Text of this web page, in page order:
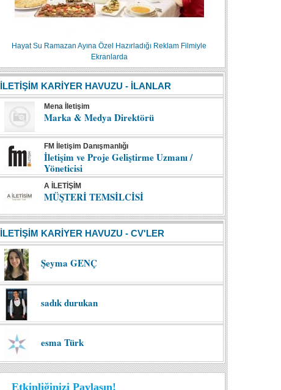
Hayat Su Ramazan Ayına Özel Hazırladığı Reklam Filmiyle
Ekranlarda
İLETİŞİM KARİYER HAVUZU - İLANLAR
Mena İletişim
Marka & Medya Direktörü
FM İletişim Danışmanlığı
İletişim ve Proje Geliştirme Uzmanı /
Yöneticisi
A İLETİŞİM
MÜŞTERİ TEMSİLCİSİ
İLETİŞİM KARİYER HAVUZU - CV'LER
Şeyma GENÇ
sadık durukan
esma Türk
Etkinliğinizi Paylaşın!